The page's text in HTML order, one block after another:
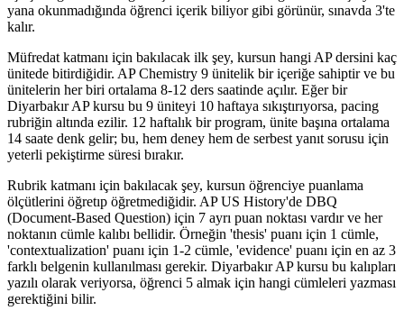
yana okunmadığında öğrenci içerik biliyor gibi görünür, sınavda 3'te
kalır.
Müfredat katmanı için bakılacak ilk şey, kursun hangi AP dersini kaç
ünitede bitirdiğidir. AP Chemistry 9 ünitelik bir içeriğe sahiptir ve bu
ünitelerin her biri ortalama 8-12 ders saatinde açılır. Eğer bir
Diyarbakır AP kursu bu 9 üniteyi 10 haftaya sıkıştırıyorsa, pacing
rubriğin altında ezilir. 12 haftalık bir program, ünite başına ortalama
14 saate denk gelir; bu, hem deney hem de serbest yanıt sorusu için
yeterli pekiştirme süresi bırakır.
Rubrik katmanı için bakılacak şey, kursun öğrenciye puanlama
ölçütlerini öğretıp öğretmediğidir. AP US History'de DBQ
(Document-Based Question) için 7 ayrı puan noktası vardır ve her
noktanın cümle kalıbı bellidir. Örneğin 'thesis' puanı için 1 cümle,
'contextualization' puanı için 1-2 cümle, 'evidence' puanı için en az 3
farklı belgenin kullanılması gerekir. Diyarbakır AP kursu bu kalıpları
yazılı olarak veriyorsa, öğrenci 5 almak için hangi cümleleri yazması
gerektiğini bilir.